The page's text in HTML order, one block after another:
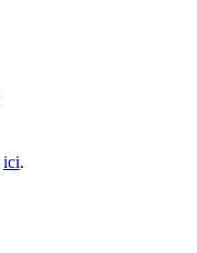
ici.